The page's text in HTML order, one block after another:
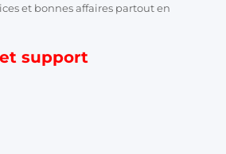
et bonnes affaires partout en
support